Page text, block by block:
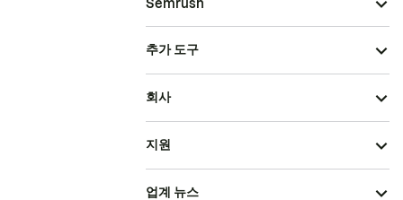
Semrush
추가 도구
회사
지원
업계 뉴스